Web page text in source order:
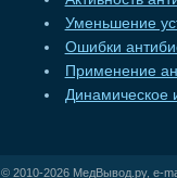
Уменьшение
Ошибки
Применение
Динамическое
© 2010-2026 МедВывод.ру, e-